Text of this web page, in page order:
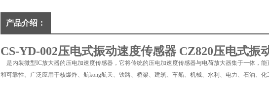
产品介绍：
CS-YD-002压电式振动速度传感器 CZ820压电式振
是内装微型IC放大器的压电加速度传感器，它将传统的压电加速度传感器与电荷放大器集于一体，
和可靠性。广泛应用于核爆炸、航kong航天、铁路、桥梁、建筑、车船、机械、水利、电力、石油、